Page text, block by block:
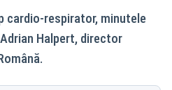
cardio-respirator, minutele
Halpert, director